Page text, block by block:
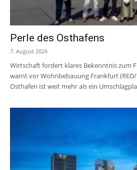
Perle des Osthafens
7. August 2026
Wirtschaft fordert klares Bekenntnis zum
warnt vor Wohnbebauung Frankfurt
Osthafen ist weit mehr als ein